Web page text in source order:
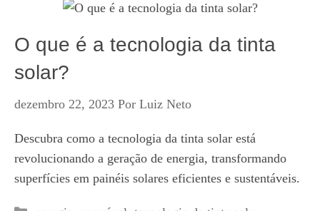
O que é a tecnologia da tinta
solar?
dezembro 22, 2023 Por Luiz Neto
Descubra como a tecnologia da tinta solar está
revolucionando a geração de energia, transformando
superfícies em painéis solares eficientes e sustentáveis.